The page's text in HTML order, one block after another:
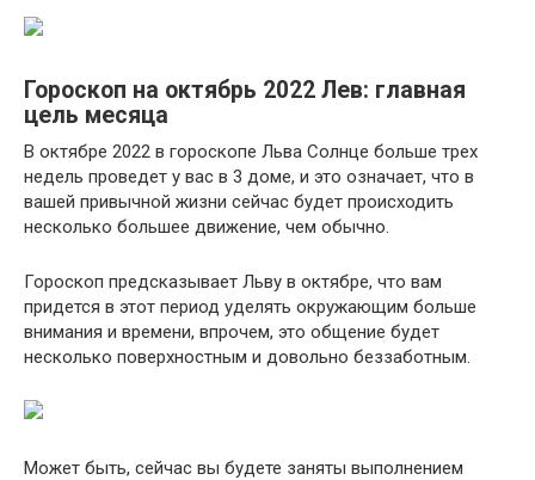
Гороскоп на октябрь 2022 Лев: главная
цель месяца
В октябре 2022 в гороскопе Льва Солнце больше трех
недель проведет у вас в 3 доме, и это означает, что в
вашей привычной жизни сейчас будет происходить
несколько большее движение, чем обычно.
Гороскоп предсказывает Льву в октябре, что вам
придется в этот период уделять окружающим больше
внимания и времени, впрочем, это общение будет
несколько поверхностным и довольно беззаботным.
Может быть, сейчас вы будете заняты выполнением